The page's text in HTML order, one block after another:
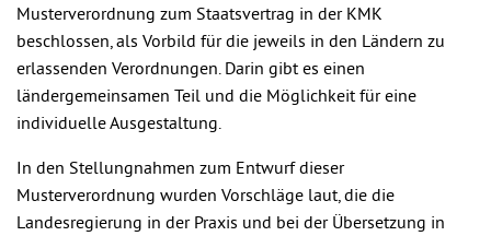
Musterverordnung zum Staatsvertrag in der KMK
beschlossen, als Vorbild für die jeweils in den Ländern zu
erlassenden Verordnungen. Darin gibt es einen
ländergemeinsamen Teil und die Möglichkeit für eine
individuelle Ausgestaltung.
In den Stellungnahmen zum Entwurf dieser
Musterverordnung wurden Vorschläge laut, die die
Landesregierung in der Praxis und bei der Übersetzung in